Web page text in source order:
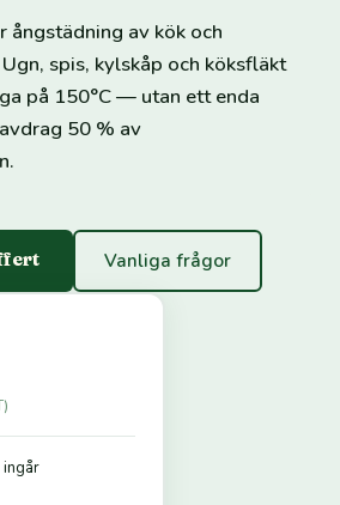
ångstädning av kök och
spis, kylskåp och köksfläkt
på 150°C — utan ett enda
50 % av
Vanliga frågor